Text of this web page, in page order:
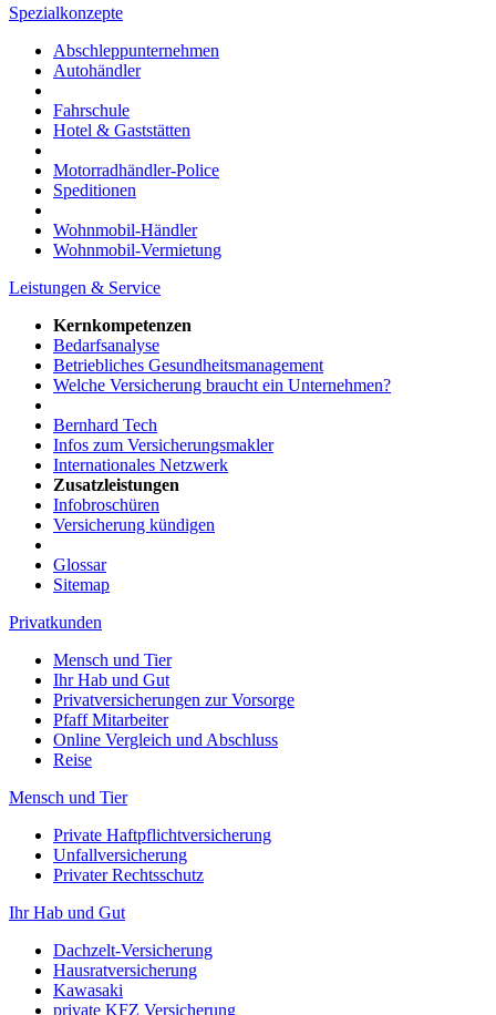
Spezialkonzepte
Abschleppunternehmen
Autohändler
Fahrschule
Hotel & Gaststätten
Motorradhändler-Police
Speditionen
Wohnmobil-Händler
Wohnmobil-Vermietung
Leistungen & Service
Kernkompetenzen
Bedarfsanalyse
Betriebliches Gesundheitsmanagement
Welche Versicherung braucht ein Unternehmen?
Bernhard Tech
Infos zum Versicherungsmakler
Internationales Netzwerk
Zusatzleistungen
Infobroschüren
Versicherung kündigen
Glossar
Sitemap
Privatkunden
Mensch und Tier
Ihr Hab und Gut
Privatversicherungen zur Vorsorge
Pfaff Mitarbeiter
Online Vergleich und Abschluss
Reise
Mensch und Tier
Private Haftpflichtversicherung
Unfallversicherung
Privater Rechtsschutz
Ihr Hab und Gut
Dachzelt-Versicherung
Hausratversicherung
Kawasaki
private KFZ Versicherung